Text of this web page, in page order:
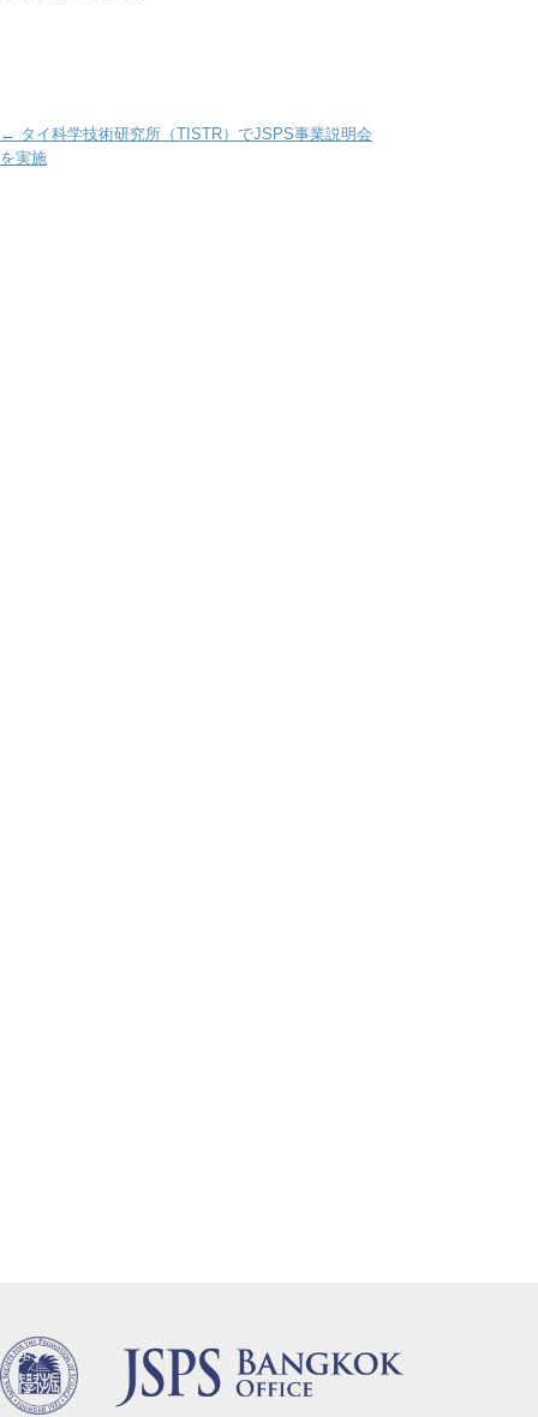
Post navigation
← タイ科学技術研究所（TISTR）でJSPS事業説明会
を実施